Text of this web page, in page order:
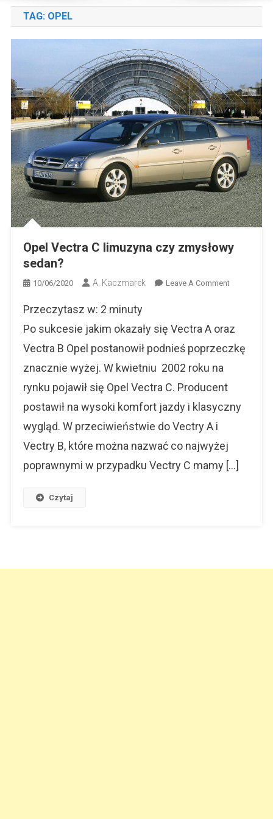
TAG: OPEL
Opel Vectra C limuzyna czy zmysłowy
sedan?
10/06/2020 A. Kaczmarek Leave A CommentOn
C
Czy
Przeczytasz w: 2 minuty
Po sukcesie jakim okazały się Vectra A oraz
Vectra B Opel postanowił podnieś poprzeczkę
znacznie wyżej. W kwietniu 2002 roku na
rynku pojawił się Opel Vectra C. Producent
postawił na wysoki komfort jazdy i klasyczny
wygląd. W przeciwieństwie do Vectry A i
Vectry B, które można nazwać co najwyżej
poprawnymi w przypadku Vectry C mamy […]
Czytaj